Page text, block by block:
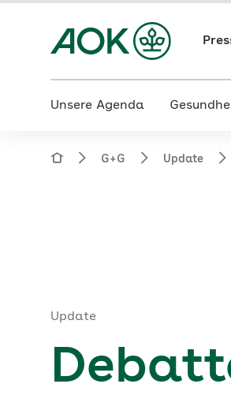
Unsere Agenda
G+G Update
Update